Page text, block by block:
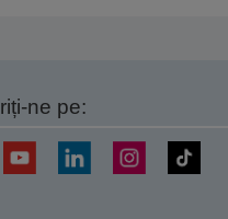
ne pe: